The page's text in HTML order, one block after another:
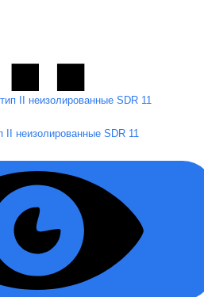
II неизолированные SDR 11